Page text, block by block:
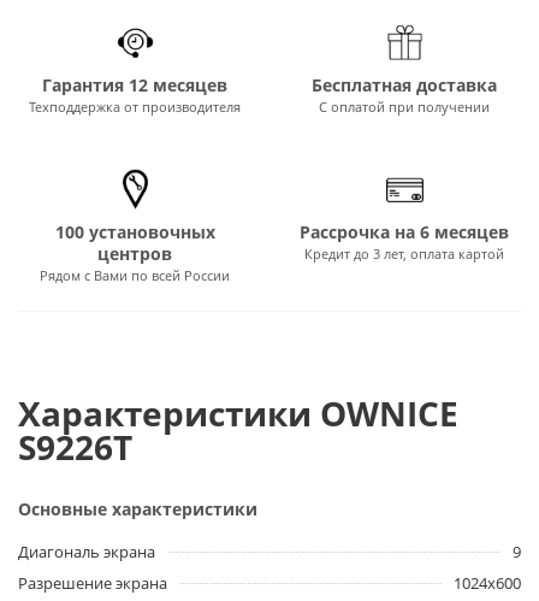
Гарантия 12 месяцев
Техподдержка от производителя
Бесплатная доставка
С оплатой при получении
100 установочных
центров
Рядом с Вами по всей России
Рассрочка на 6 месяцев
Кредит до 3 лет, оплата картой
Характеристики OWNICE
S9226T
Основные характеристики
Диагональ экрана
9
Разрешение экрана
1024x600